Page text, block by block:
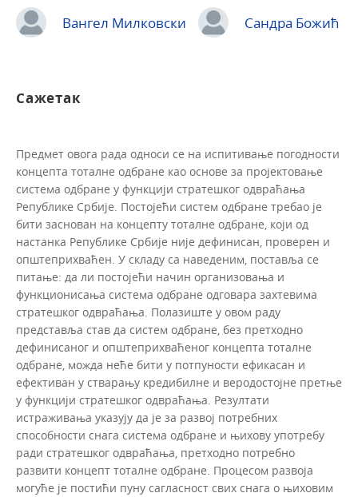
Вангел Милковски Сандра Божић
Сажетак
Предмет овога рада односи се на испитивање погодности
концепта тоталне одбране као основе за пројектовање
система одбране у функцији стратешког одвраћања
Републике Србије. Постојећи систем одбране требао је
бити заснован на концепту тоталне одбране, који од
настанка Републике Србије није дефинисан, проверен и
општеприхваћен. У складу са наведеним, поставља се
питање: да ли постојећи начин организовања и
функционисања система одбране одговара захтевима
стратешког одвраћања. Полазиште у овом раду
представља став да систем одбране, без претходно
дефинисаног и општеприхваћеног концепта тоталне
одбране, можда неће бити у потпуности ефикасан и
ефективан у стварању кредибилне и веродостојне претње
у функцији стратешког одвраћања. Резултати
истраживања указују да је за развој потребних
способности снага система одбране и њихову употребу
ради стратешког одвраћања, претходно потребно
развити концепт тоталне одбране. Процесом развоја
могуће је постићи пуну сагласност свих снага о њиховим